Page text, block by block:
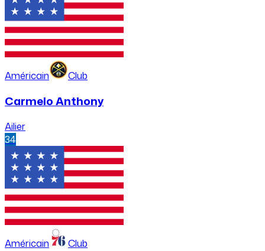
Américain Club
Carmelo Anthony
Ailier
34
Américain Club